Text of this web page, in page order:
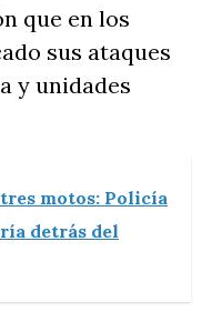
que en los
sus ataques
y unidades
motos: Policía
detrás del